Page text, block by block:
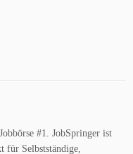
#1. JobSpringer ist
für Selbstständige,